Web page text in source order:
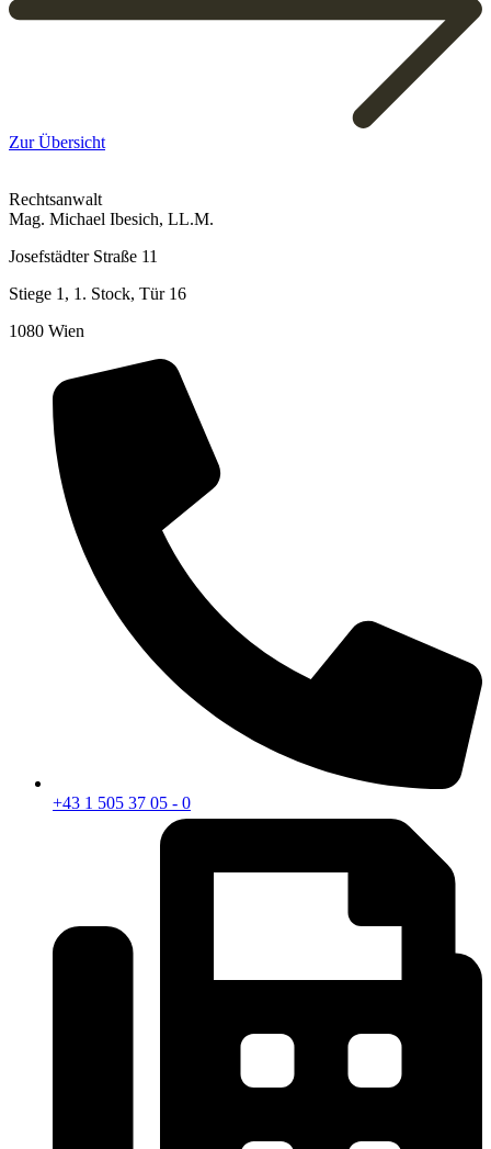
Zur Übersicht
Rechtsanwalt
Mag. Michael Ibesich, LL.M.
Josefstädter Straße 11
Stiege 1, 1. Stock, Tür 16
1080 Wien
+43 1 505 37 05 - 0